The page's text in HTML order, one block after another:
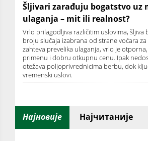
Šljivari zarađuju bogatstvo uz
ulaganja – mit ili realnost?
Vrlo prilagodljiva različitim uslovima, šljiva
broju slučaja izabrana od strane voćara
zahteva prevelika ulaganja, vrlo je
primenu i dobru otkupnu cenu. Ipak
otežava poljoprivrednicima berbu, dok
vremenski uslovi.
Најновије Најчитаније